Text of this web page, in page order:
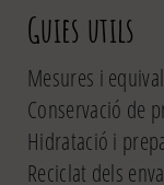
Guies utils
Mesures i
Conservació de
Hidratació i
Reciclat dels